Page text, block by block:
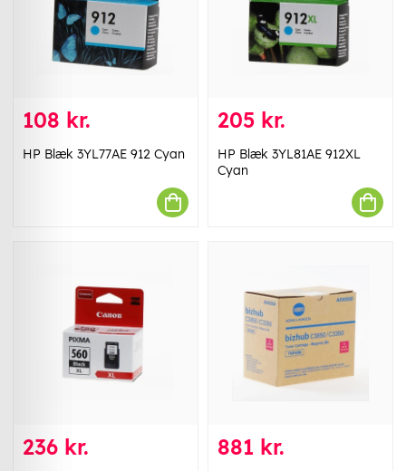
108 kr.
HP Blæk 3YL77AE 912 Cyan
205 kr.
HP Blæk 3YL81AE 912XL
Cyan
236 kr. 881 kr.